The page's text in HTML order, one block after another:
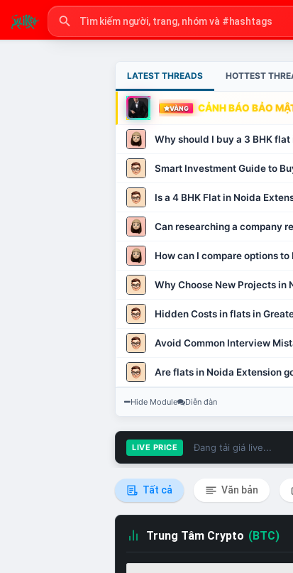
LATEST THREADS HOTTEST
VÀNG CẢNH BÁO BẢO
Why should I buy a 3 BHK
Smart Investment Guide to
Is a 4 BHK Flat in Noida
Can researching a company
How can I compare options
Why Choose New Projects in
Hidden Costs in flats in
Avoid Common Interview
Are flats in Noida Extension
Hide Module Diễn đàn
LIVE PRICE Đang tải giá live...
Tất cả Văn bản
Trung Tâm Crypto (BTC)